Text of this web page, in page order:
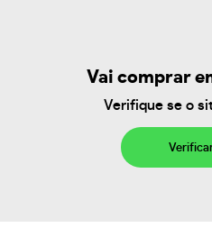
Vai comprar
Verifique se o